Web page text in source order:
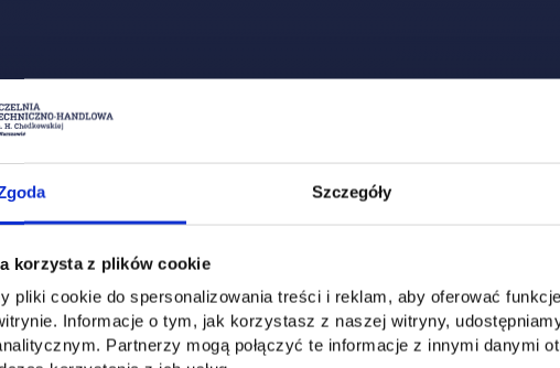
Szczegóły
korzysta z plików cookie
pliki cookie do spersonalizowania treści i reklam, aby oferować
Informacje o tym, jak korzystasz z naszej witryny,
Partnerzy mogą połączyć te informacje z innymi danymi
Uczelnia Kontakt